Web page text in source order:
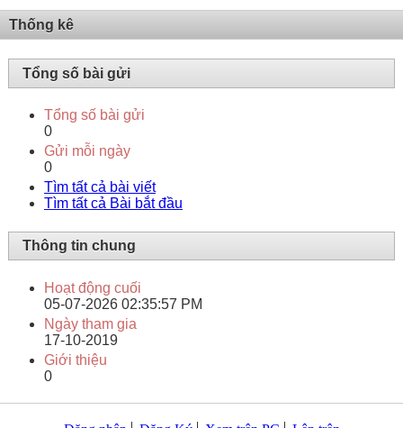
Thống kê
Tổng số bài gửi
Tổng số bài gửi
0
Gửi mỗi ngày
0
Tìm tất cả bài viết
Tìm tất cả Bài bắt đầu
Thông tin chung
Hoạt động cuối
05-07-2026 02:35:57 PM
Ngày tham gia
17-10-2019
Giới thiệu
0